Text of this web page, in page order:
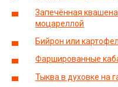
Запечённая
моцареллой
Бийрон или
Фаршированные
Тыква в духовке на